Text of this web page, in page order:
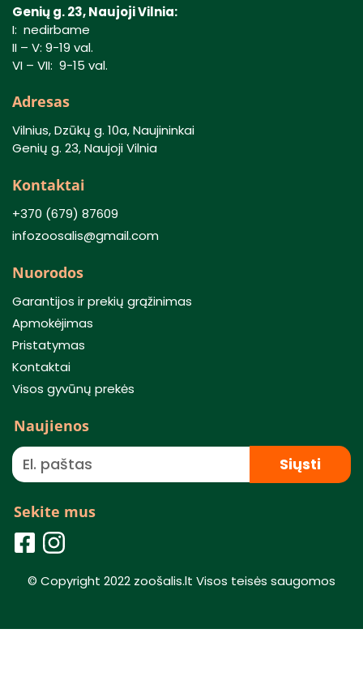
Genių g. 23, Naujoji Vilnia:
I: nedirbame
II – V: 9-19 val.
VI – VII: 9-15 val.
Adresas
Vilnius, Dzūkų g. 10a, Naujininkai
Genių g. 23, Naujoji Vilnia
Kontaktai
+370 (679) 87609
infozoosalis@gmail.com
Nuorodos
Garantijos ir prekių grąžinimas
Apmokėjimas
Pristatymas
Kontaktai
Visos gyvūnų prekės
Naujienos
Siųsti
Sekite mus
© Copyright 2022 zoošalis.lt Visos teisės saugomos